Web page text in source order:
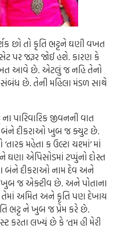
છો તો કૃતિ ભટ્ટને ઘણી વખત
સેટ પર જરૂર જોઈ હશે. કારણ કે
આવે છે. એટલું જ નહિ તેનો
સંબંધ છે. તેની મહિલા મંડળ સાથે
પારિવારિક જીવનની વાત
બંને દીકરાઓ ખુબ જ ક્યુટ છે.
મહેતા ક ઉલ્ટા ચશ્માં’ માં
એપિસોડમાં ટપ્પુંનો દોસ્ત
બંને દીકરાઓ નામ દેવ અને
ખુબ જ એક્ટીવ છે. અને પોતાના
તેમાં અમિત અને કૃતિ પણ દેખાય
ભટ્ટ ને ખુબ જ પ્રેમ કરે છે.
કરતા લખ્યું છે કે ‘તુમ હી મેરી